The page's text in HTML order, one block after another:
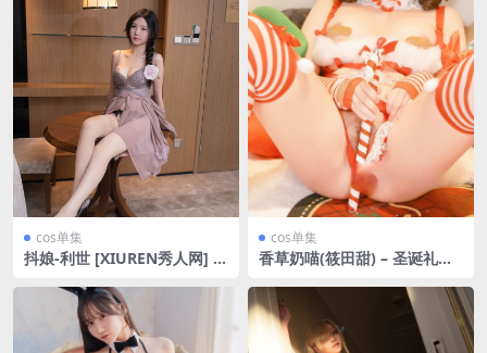
cos单集
抖娘-利世 [XIUREN秀人网] 2
MB]
cos单集
香草奶喵(筱田甜) – 圣诞礼物-